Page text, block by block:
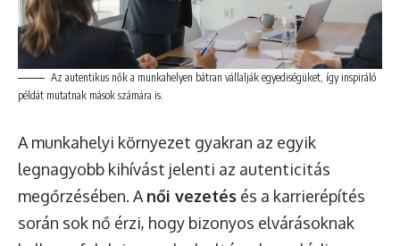
Az autentikus nők a munkahelyen bátran vállalják egyediségüket, így inspiráló
példát mutatnak mások számára is.
A munkahelyi környezet gyakran az egyik
legnagyobb kihívást jelenti az autenticitás
megőrzésében. A női vezetés és a karrierépítés
során sok nő érzi, hogy bizonyos elvárásoknak